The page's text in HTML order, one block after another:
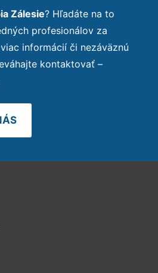
Zálesie? Hľadáte na to
profesionálov za
informácií či nezáväznú
kontaktovať –